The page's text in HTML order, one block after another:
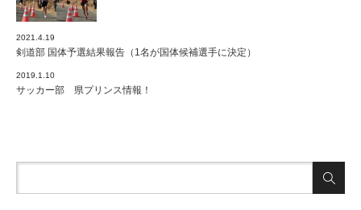
2021.4.19
剣道部 国体予選結果報告（1名が国体候補選手に決定）
2019.1.10
サッカー部 県プリンス情報！